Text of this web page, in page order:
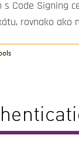
Code Signing
rovnako ako